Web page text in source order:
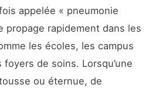
appelée « pneumonie
propage rapidement dans les
les écoles, les campus
de soins. Lorsqu’une
ou éternue, de